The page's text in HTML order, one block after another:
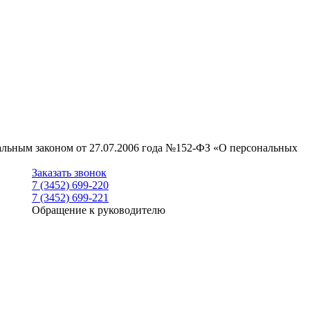
законом от 27.07.2006 года №152-ФЗ «О персональных
Заказать звонок
7 (3452) 699-220
7 (3452) 699-221
Обращение к руководителю